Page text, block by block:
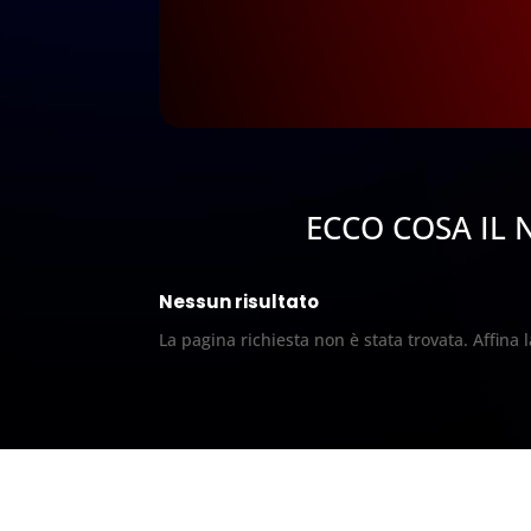
ECCO COSA IL
Nessun risultato
La pagina richiesta non è stata trovata.